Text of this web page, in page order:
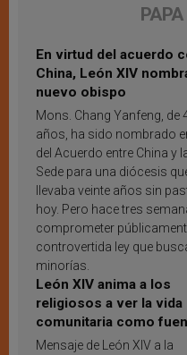
En virtud del acuerdo
China, León XIV
nuevo obispo
Mons. Chang Yanfeng, de
años, ha sido nombrado
del Acuerdo entre China y
Sede para una diócesis
llevaba veinte años sin
hoy. Pero hace tres
comprometer
controvertida ley que
minorías.
León XIV anima a los
religiosos a ver la vida
comunitaria como
inspiración y
Mensaje de León XIV a la